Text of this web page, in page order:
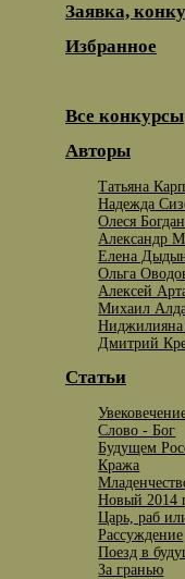
Заявка,
Избранное
Все конкурсы
Авторы
Татьяна
Надежда
Олеся
Александр
Елена
Ольга
Алексей
Михаил
Ниджилияна
Дмитрий
Статьи
Слово - Бог
Будущем
Кража
Новый 2014
Царь, раб
Рассуждение
Поезд в
За гранью